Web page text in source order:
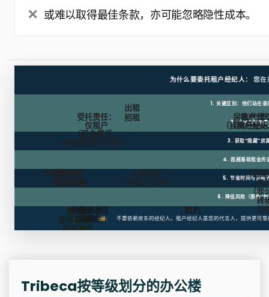
或难以取得最佳条款，亦可能忽略隐性成本。
为什么要委托租户经纪人： 您在
1. 关键区别：他们站在谁
房东代理
（挂牌经纪
出租
招租
租户代
（租户经
受托责任：
仅租户
（租金最低，
条款最有利于租户）
2. 几乎总是免费
3. 获取“隐藏”房
4. 超越基础租金的
房东
支付佣金
公开网站
（有限／过时）
经
与
（非
转
可
免租期装修补贴
（装修资金） 5. 节省时间与流程
6. 降低风险（那些“
搜寻、
安排看房、
招标询价
恢复原状
条款
逾期占用
罚金
租约
总结： 不要依赖房东的经纪人。租户经纪人是您的代言人，提供更可
Tribeca按等级划分的办公楼